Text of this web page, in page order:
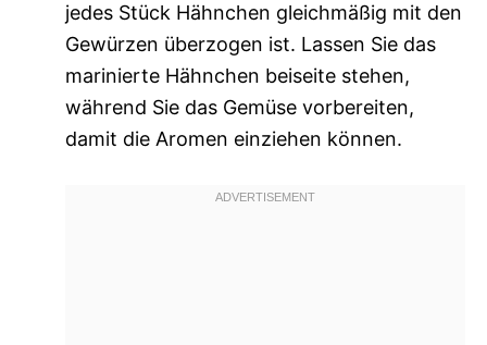
jedes Stück Hähnchen gleichmäßig mit den
Gewürzen überzogen ist. Lassen Sie das
marinierte Hähnchen beiseite stehen,
während Sie das Gemüse vorbereiten,
damit die Aromen einziehen können.